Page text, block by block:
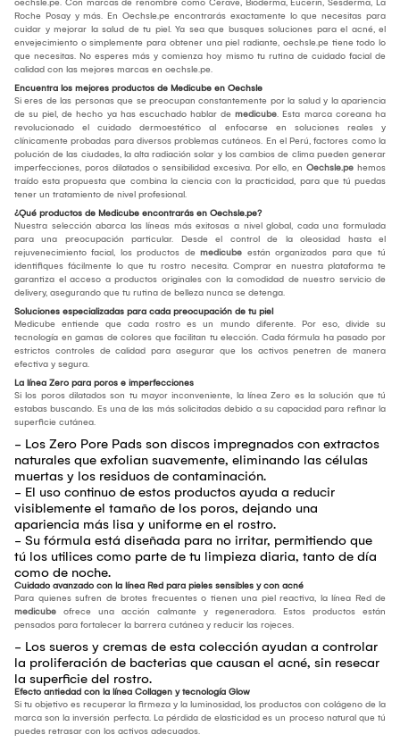
oechsle.pe. Con marcas de renombre como Cerave, Bioderma, Eucerin, Sesderma, La
Roche Posay y más. En Oechsle.pe encontrarás exactamente lo que necesitas para
cuidar y mejorar la salud de tu piel. Ya sea que busques soluciones para el acné, el
envejecimiento o simplemente para obtener una piel radiante, oechsle.pe tiene todo lo
que necesitas. No esperes más y comienza hoy mismo tu rutina de cuidado facial de
calidad con las mejores marcas en oechsle.pe.
Encuentra los mejores productos de Medicube en Oechsle
Si eres de las personas que se preocupan constantemente por la salud y la apariencia
de su piel, de hecho ya has escuchado hablar de medicube. Esta marca coreana ha
revolucionado el cuidado dermoestético al enfocarse en soluciones reales y
clínicamente probadas para diversos problemas cutáneos. En el Perú, factores como la
polución de las ciudades, la alta radiación solar y los cambios de clima pueden generar
imperfecciones, poros dilatados o sensibilidad excesiva. Por ello, en Oechsle.pe hemos
traído esta propuesta que combina la ciencia con la practicidad, para que tú puedas
tener un tratamiento de nivel profesional.
¿Qué productos de Medicube encontrarás en Oechsle.pe?
Nuestra selección abarca las líneas más exitosas a nivel global, cada una formulada
para una preocupación particular. Desde el control de la oleosidad hasta el
rejuvenecimiento facial, los productos de medicube están organizados para que tú
identifiques fácilmente lo que tu rostro necesita. Comprar en nuestra plataforma te
garantiza el acceso a productos originales con la comodidad de nuestro servicio de
delivery, asegurando que tu rutina de belleza nunca se detenga.
Soluciones especializadas para cada preocupación de tu piel
Medicube entiende que cada rostro es un mundo diferente. Por eso, divide su
tecnología en gamas de colores que facilitan tu elección. Cada fórmula ha pasado por
estrictos controles de calidad para asegurar que los activos penetren de manera
efectiva y segura.
La línea Zero para poros e imperfecciones
Si los poros dilatados son tu mayor inconveniente, la línea Zero es la solución que tú
estabas buscando. Es una de las más solicitadas debido a su capacidad para refinar la
superficie cutánea.
- Los Zero Pore Pads son discos impregnados con extractos
naturales que exfolian suavemente, eliminando las células
muertas y los residuos de contaminación.
- El uso continuo de estos productos ayuda a reducir
visiblemente el tamaño de los poros, dejando una
apariencia más lisa y uniforme en el rostro.
- Su fórmula está diseñada para no irritar, permitiendo que
tú los utilices como parte de tu limpieza diaria, tanto de día
como de noche.
Cuidado avanzado con la línea Red para pieles sensibles y con acné
Para quienes sufren de brotes frecuentes o tienen una piel reactiva, la línea Red de
medicube ofrece una acción calmante y regeneradora. Estos productos están
pensados para fortalecer la barrera cutánea y reducir las rojeces.
- Los sueros y cremas de esta colección ayudan a controlar
la proliferación de bacterias que causan el acné, sin resecar
la superficie del rostro.
Efecto antiedad con la línea Collagen y tecnología Glow
Si tu objetivo es recuperar la firmeza y la luminosidad, los productos con colágeno de la
marca son la inversión perfecta. La pérdida de elasticidad es un proceso natural que tú
puedes retrasar con los activos adecuados.